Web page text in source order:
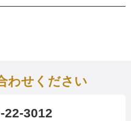
わせください
22-3012